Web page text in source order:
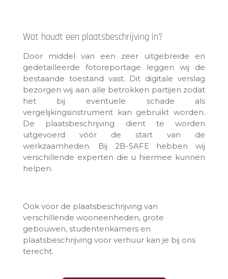
Wat houdt een plaatsbeschrijving in?
Door middel van een zeer uitgebreide en
gedetailleerde fotoreportage leggen wij de
bestaande toestand vast. Dit digitale verslag
bezorgen wij aan alle betrokken partijen zodat
het bij eventuele schade als
vergelijkingsinstrument kan gebruikt worden.
De plaatsbeschrijving dient te worden
uitgevoerd vóór de start van de
werkzaamheden. Bij 2B-SAFE hebben wij
verschillende experten die u hiermee kunnen
helpen.
Ook voor de plaatsbeschrijving van
verschillende wooneenheden, grote
gebouwen, studentenkamers en
plaatsbeschrijving voor verhuur kan je bij ons
terecht.